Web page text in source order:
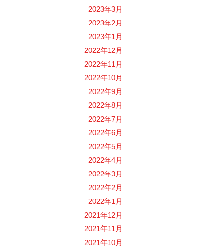
2023年3月
2023年2月
2023年1月
2022年12月
2022年11月
2022年10月
2022年9月
2022年8月
2022年7月
2022年6月
2022年5月
2022年4月
2022年3月
2022年2月
2022年1月
2021年12月
2021年11月
2021年10月